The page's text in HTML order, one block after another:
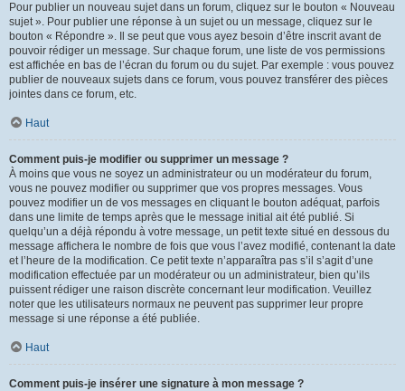
Pour publier un nouveau sujet dans un forum, cliquez sur le bouton « Nouveau
sujet ». Pour publier une réponse à un sujet ou un message, cliquez sur le
bouton « Répondre ». Il se peut que vous ayez besoin d’être inscrit avant de
pouvoir rédiger un message. Sur chaque forum, une liste de vos permissions
est affichée en bas de l’écran du forum ou du sujet. Par exemple : vous pouvez
publier de nouveaux sujets dans ce forum, vous pouvez transférer des pièces
jointes dans ce forum, etc.
Haut
Comment puis-je modifier ou supprimer un message ?
À moins que vous ne soyez un administrateur ou un modérateur du forum,
vous ne pouvez modifier ou supprimer que vos propres messages. Vous
pouvez modifier un de vos messages en cliquant le bouton adéquat, parfois
dans une limite de temps après que le message initial ait été publié. Si
quelqu’un a déjà répondu à votre message, un petit texte situé en dessous du
message affichera le nombre de fois que vous l’avez modifié, contenant la date
et l’heure de la modification. Ce petit texte n’apparaîtra pas s’il s’agit d’une
modification effectuée par un modérateur ou un administrateur, bien qu’ils
puissent rédiger une raison discrète concernant leur modification. Veuillez
noter que les utilisateurs normaux ne peuvent pas supprimer leur propre
message si une réponse a été publiée.
Haut
Comment puis-je insérer une signature à mon message ?